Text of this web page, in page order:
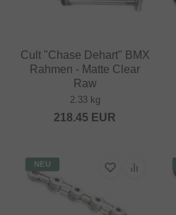
Cult "Chase Dehart" BMX
Rahmen - Matte Clear
Raw
2.33 kg
218.45 EUR
NEU